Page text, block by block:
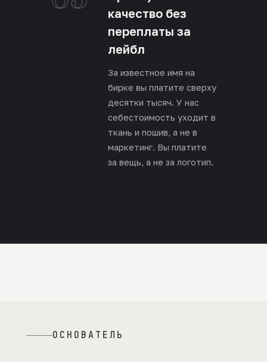
качество без
переплаты за
лейбл
За известное имя на
бирке вы платите сверху
десятки тысяч. У нас
себестоимость уходит в
ткань и пошив, а не в
маркетинг. Вы платите
за вещь, а не за логотип.
ОСНОВАТЕЛЬ